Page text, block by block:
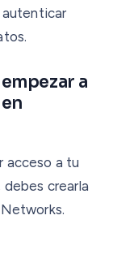
autenticar
a
acceso a tu
crearla